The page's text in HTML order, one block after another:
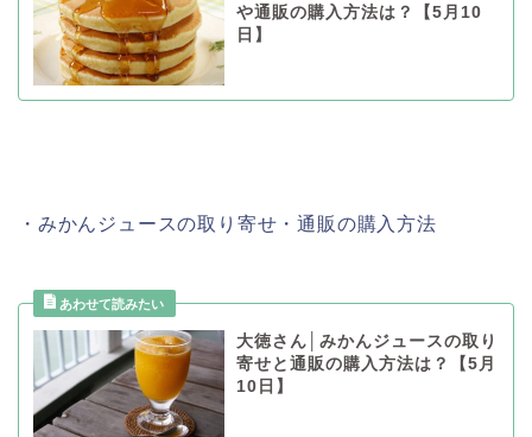
や通販の購入方法は？【5月10
日】
・みかんジュースの取り寄せ・通販の購入方法
大徳さん│みかんジュースの取り
寄せと通販の購入方法は？【5月
10日】